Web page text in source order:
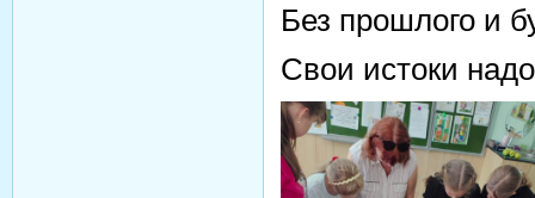
Без прошлого и
Свои истоки